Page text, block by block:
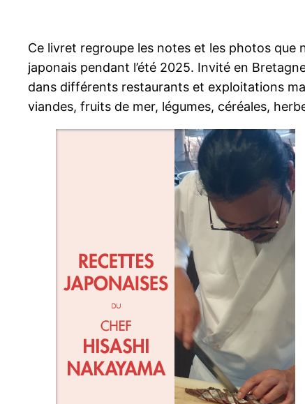
Ce livret regroupe les notes et les photos que
japonais pendant l’été 2025. Invité en
dans différents restaurants et exploitations
viandes, fruits de mer, légumes, céréales,